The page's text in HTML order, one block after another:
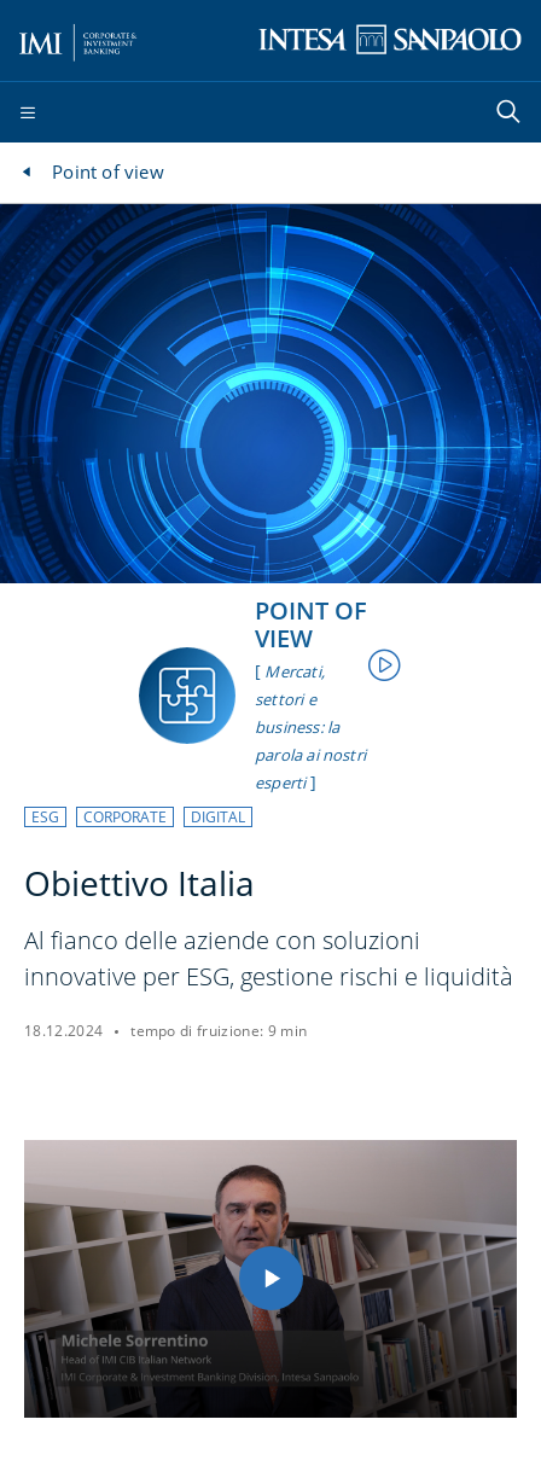
Point of view
POINT OF
VIEW
[ Mercati,
settori e
business: la
parola ai nostri
esperti]
ESG CORPORATE DIGITAL
Obiettivo Italia
Al fianco delle aziende con soluzioni
innovative per ESG, gestione rischi e liquidità
18.12.2024 tempo di fruizione: 9 min